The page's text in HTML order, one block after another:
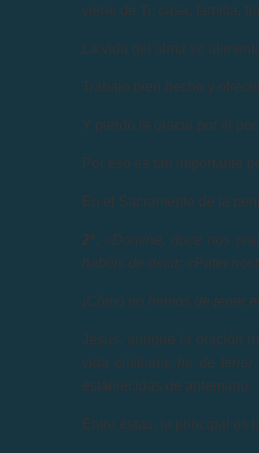
viene de Ti: casa, familia,
La vida del alma se
Trabajo bien hecho y
Y pierdo la gracia por el
Por eso es tan importante
En el Sacramento de la
2º. «Domine, doce nos
habéis de decir: «Pater
¡Cómo no hemos de tener
Jesús, aunque la oración
vida cristiana, he de tener
establecidas de antemano.
Entre éstas, la principal es